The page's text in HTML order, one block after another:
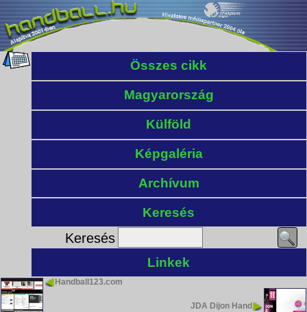
Összes cikk
Magyarország
Külföld
Képgaléria
Archívum
Keresés
Keresés
Linkek
Handball123.com
JDA Dijon Hand